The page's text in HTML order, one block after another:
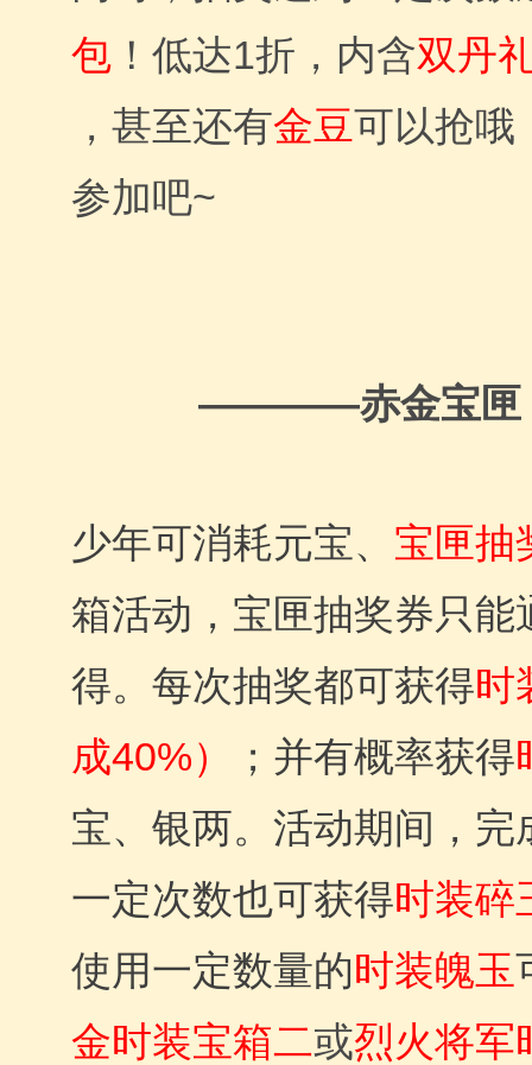
包 ！低达1折，内含双丹
，甚至还有金豆可以抢哦
参加吧~
————赤金宝
少年可消耗元宝、 宝匣抽
箱活动，宝匣抽奖券只能
得。每次抽奖都可获得时
成40%）
；并有概率获得
宝、银两。活动期间，完
一定次数也可获得时装碎
使用一定数量的时装魄玉
金时装宝箱二或烈火将军